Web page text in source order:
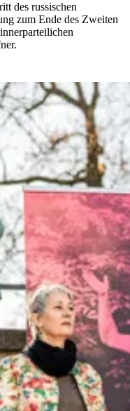
des russischen
zum Ende des Zweiten